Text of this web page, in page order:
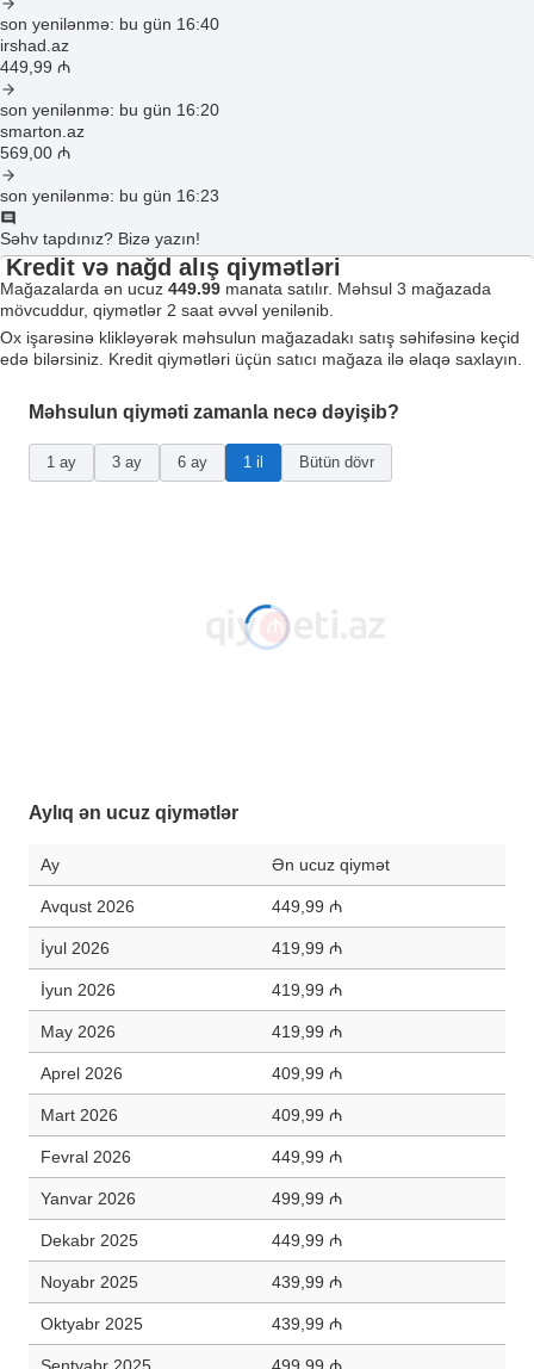
son yenilənmə: bu gün 16:40
irshad.az
449 ,99 ₼
son yenilənmə: bu gün 16:20
smarton.az
569 ,00 ₼
son yenilənmə: bu gün 16:23
Səhv tapdınız? Bizə yazın!
Kredit və nağd alış qiymətləri
Mağazalarda ən ucuz 449.99 manata satılır. Məhsul 3 mağazada
mövcuddur, qiymətlər 2 saat əvvəl yenilənib.
Ox işarəsinə klikləyərək məhsulun mağazadakı satış səhifəsinə keçid
edə bilərsiniz. Kredit qiymətləri üçün satıcı mağaza ilə əlaqə saxlayın.
Məhsulun qiyməti zamanla necə dəyişib?
1 ay 3 ay 6 ay 1 il Bütün dövr
Aylıq ən ucuz qiymətlər
Ay Ən ucuz qiymət
Avqust 2026 449,99 ₼
İyul 2026 419,99 ₼
İyun 2026 419,99 ₼
May 2026 419,99 ₼
Aprel 2026 409,99 ₼
Mart 2026 409,99 ₼
Fevral 2026 449,99 ₼
Yanvar 2026 499,99 ₼
Dekabr 2025 449,99 ₼
Noyabr 2025 439,99 ₼
Oktyabr 2025 439,99 ₼